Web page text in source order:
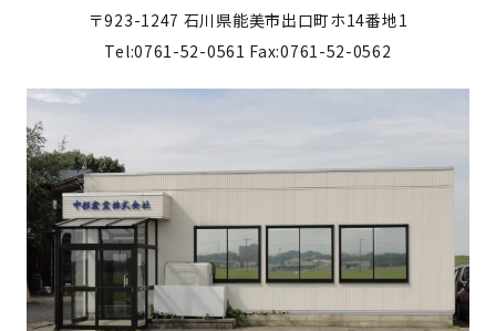
〒923-1247 石川県能美市出口町ホ14番地1
Tel:0761-52-0561 Fax:0761-52-0562